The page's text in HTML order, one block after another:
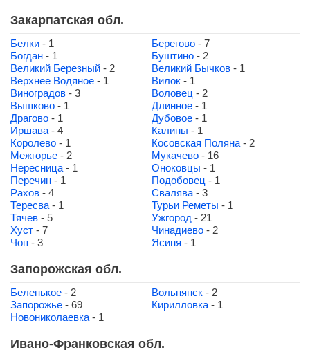
Закарпатская обл.
Белки - 1 Берегово - 7
Богдан - 1 Буштино - 2
Великий Березный - 2 Великий Бычков - 1
Верхнее Водяное - 1 Вилок - 1
Виноградов - 3 Воловец - 2
Вышково - 1 Длинное - 1
Драгово - 1 Дубовое - 1
Иршава - 4 Калины - 1
Королево - 1 Косовская Поляна - 2
Межгорье - 2 Мукачево - 16
Нересница - 1 Оноковцы - 1
Перечин - 1 Подобовец - 1
Рахов - 4 Свалява - 3
Тересва - 1 Турьи Реметы - 1
Тячев - 5 Ужгород - 21
Хуст - 7 Чинадиево - 2
Чоп - 3 Ясиня - 1
Запорожская обл.
Беленькое - 2 Вольнянск - 2
Запорожье - 69 Кирилловка - 1
Новониколаевка - 1
Ивано-Франковская обл.